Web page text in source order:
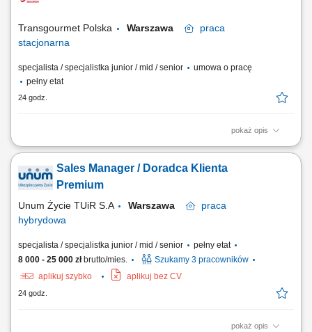
przekazywanie informacji zwrotnej. Organizacja i koordynacja spotkań
Transgourmet Polska Warszawa
praca
stacjonarna
specjalista / specjalistka junior / mid / senior
umowa o pracę
pełny etat
24 godz.
pokaż opis
Twój zakres obowiązków pozyskiwanie klientów gastronomicznych, a
sprzedażowych, profesjonalna obsługa klientów, mająca cechy
partnerstwa biznesowego, budowanie długotrwałych relacji z klientami,
Sales Manager / Doradca Klienta
Premium
Unum Życie TUiR S.A Warszawa
praca
hybrydowa
specjalista / specjalistka junior / mid / senior
pełny etat
8 000 - 25 000 złbrutto/mies.
Szukamy 3 pracowników
aplikuj szybko
aplikuj bez CV
24 godz.
pokaż opis